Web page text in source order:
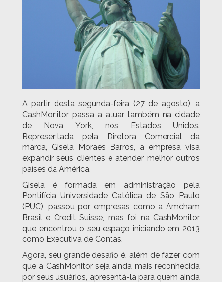
A partir desta segunda-feira (27 de agosto), a
CashMonitor passa a atuar também na cidade
de Nova York, nos Estados Unidos.
Representada pela Diretora Comercial da
marca, Gisela Moraes Barros, a empresa visa
expandir seus clientes e atender melhor outros
países da América.
Gisela é formada em administração pela
Pontifícia Universidade Católica de São Paulo
(PUC), passou por empresas como a Amcham
Brasil e Credit Suisse, mas foi na CashMonitor
que encontrou o seu espaço iniciando em 2013
como Executiva de Contas.
Agora, seu grande desafio é, além de fazer com
que a CashMonitor seja ainda mais reconhecida
por seus usuários, apresentá-la para quem ainda